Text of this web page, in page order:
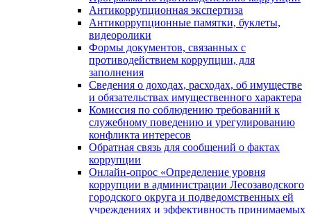
Антикоррупционная экспертиза
Антикоррупционные памятки, буклеты,
видеоролики
Формы документов, связанных с
противодействием коррупции, для
заполнения
Сведения о доходах, расходах, об имуществе
и обязательствах имущественного характера
Комиссия по соблюдению требований к
служебному поведению и урегулированию
конфликта интересов
Обратная связь для сообщений о фактах
коррупции
Онлайн-опрос «Определение уровня
коррупции в администрации Лесозаводского
городского округа и подведомственных ей
учреждениях и эффективность принимаемых